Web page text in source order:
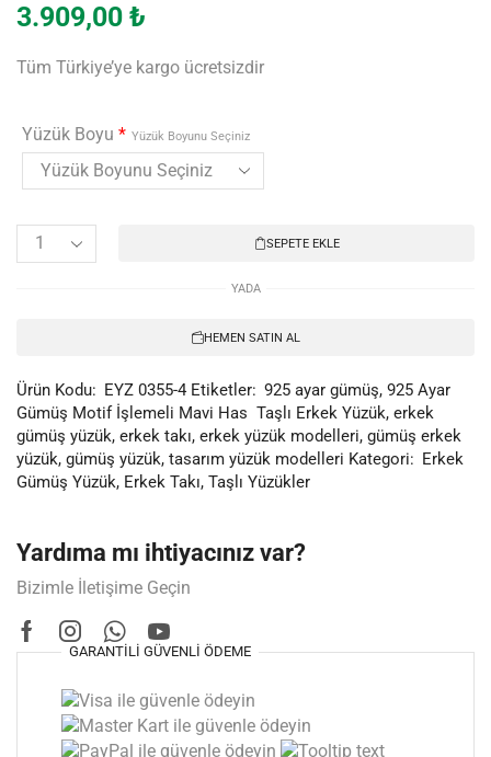
3.909,00 ₺
Tüm Türkiye’ye kargo ücretsizdir
Yüzük Boyu * Yüzük Boyunu Seçiniz
SEPETE EKLE
YADA
HEMEN SATIN AL
Ürün Kodu: EYZ 0355-4 Etiketler: 925 ayar gümüş, 925 Ayar
Gümüş Motif İşlemeli Mavi Has Taşlı Erkek Yüzük, erkek
gümüş yüzük, erkek takı, erkek yüzük modelleri, gümüş erkek
yüzük, gümüş yüzük, tasarım yüzük modelleri Kategori: Erkek
Gümüş Yüzük, Erkek Takı, Taşlı Yüzükler
Yardıma mı ihtiyacınız var?
Bizimle İletişime Geçin
GARANTILI GÜVENLI ÖDEME